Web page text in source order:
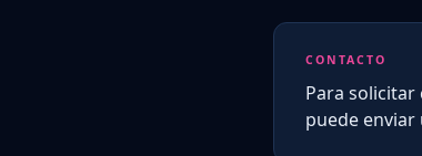
CONTACTO
Para
puede